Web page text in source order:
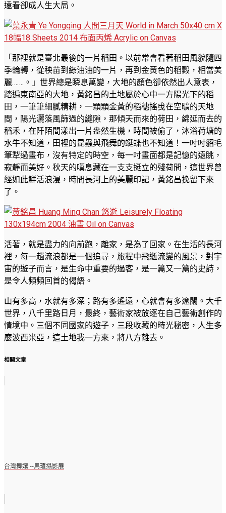
遠看卻成人生大局。
「那裡就是臺北最後的一片稻田。以前常會看著稻田風貌隨四
季輪轉，從秧苗到綠油油的一片，再到金黃色的稻穀，相當美
麗…….。」世界總是瞬息萬變，大地的顏色卻依然出人意表，
踏遍東南亞的大地，黃銘昌的土地屬於心中一方陽光下的稻
田，一筆筆細膩精耕，一顆顆金黃的稻穗搖曵在空曠的天地
間，陽光灑落風篩過的縫隙，那傾天而來的荷田，綿延而去的
稻禾，在阡陌間漾出一片盎然生機，時間被偷了，沐浴荷塘的
水牛不知道，田裡的昆蟲與飛舞的蜓蝶也不知道！一吋吋貂毛
筆犁過畫布，沒有特定的時空，每一吋畫面都是記憶的遠眺，
寂靜而美好。秋天的嘆息藏在一支支挺立的殘荷間，這世界曾
經如此鮮活浪漫，時間長河上的美麗印記，黃銘昌挽留下來
了。
活著，就是盡力的向前跑，離家，是為了回家。在生活的長河
裡，每一趟流浪都是一個追尋，旅程中飛逝流變的風景，對宇
宙的遊子而言，是生命中重要的過客，是一篇又一篇的史詩，
是令人頻頻回首的偈語。
山有多高，水就有多深；路有多遙遠，心就會有多遼闊。大千
世界，八千里路日月，最終，藝術家被放逐在自己藝術創作的
情境中。三個不同國家的遊子，三段收藏的時光秘密，人生多
麼波西米亞，這土地我一方來，將八方離去。
相關文章
台灣舞孃 --馬瑄攝影展